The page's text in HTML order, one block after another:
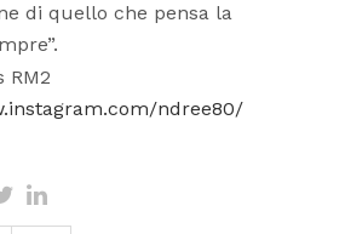
di quello che pensa la
ndree80/